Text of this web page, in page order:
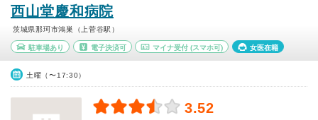
西山堂慶和病院
茨城県那珂市鴻巣（上菅谷駅）
駐車場あり 電子決済可 マイナ受付 (スマホ可) 女医在籍
土曜（〜17:30）
3.52